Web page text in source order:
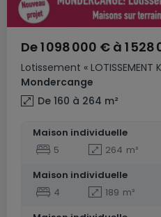
Lotissement « LOTISSEMENT
Mondercange
De1 098 000 € à 1
De 160 à 264 m²
Maison individuelle
5
264 m²
Maison individuelle
4
189 m²